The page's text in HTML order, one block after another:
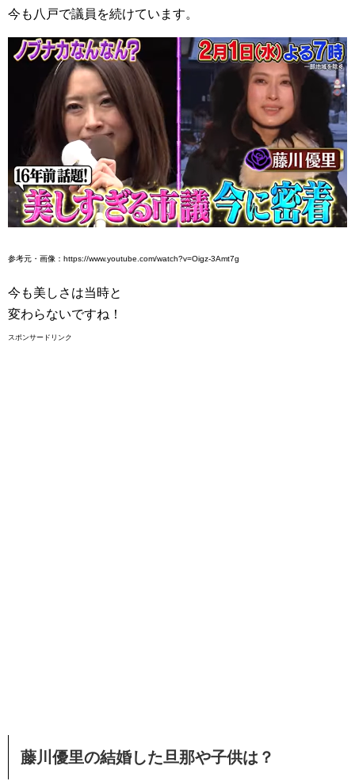
今も八戸で議員を続けています。
参考元・画像：https://www.youtube.com/watch?v=Oigz-3Amt7g
今も美しさは当時と
変わらないですね！
スポンサードリンク
藤川優里の結婚した旦那や子供は？